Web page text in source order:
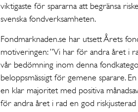
viktigaste för spararna att begränsa
svenska fondverksamheten.
Fondmarknaden.se har utsett Årets
motiveringen: ”Vi har för andra året i
vår bedömning inom denna
beloppsmässigt för gemene sparare.
en klar majoritet med positiva
för andra året i rad en god riskjusterad